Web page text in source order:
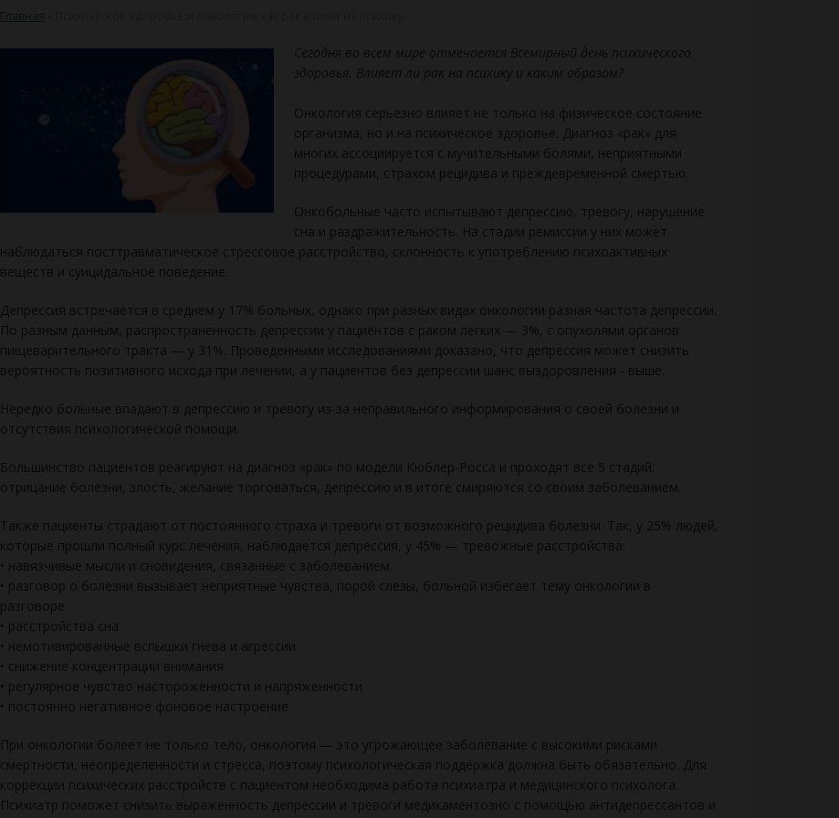
Главная
Сегодня во всем мире отмечается Всемирный день психического
здоровья. Влияет ли рак на психику и каким образом?
Онкология серьезно влияет не только на физическое состояние
организма, но и на психическое здоровье. Диагноз «рак» для
многих ассоциируется с мучительными болями, неприятными
процедурами, страхом рецидива и преждевременной смертью.
Онкобольные часто испытывают депрессию, тревогу, нарушение
сна и раздражительность. На стадии ремиссии у них может
наблюдаться посттравматическое стрессовое расстройство, склонность к употреблению психоактивных
веществ и суицидальное поведение.
Депрессия встречается в среднем у 17% больных, однако при разных видах онкологии разная частота депрессии.
По разным данным, распространенность депрессии у пациентов с раком легких — 3%, с опухолями органов
пищеварительного тракта — у 31%. Проведенными исследованиями доказано, что депрессия может снизить
вероятность позитивного исхода при лечении, а у пациентов без депрессии шанс выздоровления - выше.
Нередко больные впадают в депрессию и тревогу из-за неправильного информирования о своей болезни и
отсутствия психологической помощи.
Большинство пациентов реагируют на диагноз «рак» по модели Кюблер-Росса и проходят все 5 стадий:
отрицание болезни, злость, желание торговаться, депрессию и в итоге смиряются со своим заболеванием.
Также пациенты страдают от постоянного страха и тревоги от возможного рецидива болезни. Так, у 25% людей,
которые прошли полный курс лечения, наблюдается депрессия, у 45% — тревожные расстройства:
• навязчивые мысли и сновидения, связанные с заболеванием
• разговор о болезни вызывает неприятные чувства, порой слезы, больной избегает тему онкологии в
разговоре
• расстройства сна
• немотивированные вспышки гнева и агрессии
• снижение концентрации внимания
• регулярное чувство настороженности и напряженности
• постоянно негативное фоновое настроение
При онкологии болеет не только тело, онкология — это угрожающее заболевание с высокими рисками
смертности, неопределенности и стресса, поэтому психологическая поддержка должна быть обязательно. Для
коррекции психических расстройств с пациентом необходима работа психиатра и медицинского психолога.
Психиатр поможет снизить выраженность депрессии и тревоги медикаментозно с помощью антидепрессантов и